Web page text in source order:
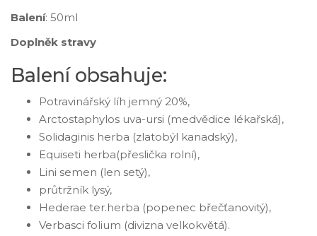
Balení: 50ml
Doplněk stravy
Balení obsahuje:
Potravinářský líh jemný 20%,
Arctostaphylos uva-ursi (medvědice lékařská),
Solidaginis herba (zlatobýl kanadský),
Equiseti herba(přeslička rolní),
Lini semen (len setý),
průtržník lysý,
Hederae ter.herba (popenec břečťanovitý),
Verbasci folium (divizna velkokvětá).